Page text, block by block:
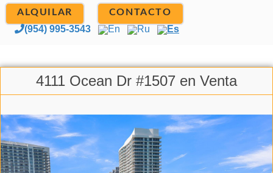
ALQUILAR CONTACTO
(954) 995-3543 En Ru Es
4111 Ocean Dr #1507 en Venta